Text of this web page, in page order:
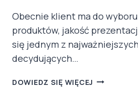
Obecnie klient ma do
produktów, jakość
się jednym z
decydujących…
DOWIEDZ SIĘ WIĘCEJ FOCUS